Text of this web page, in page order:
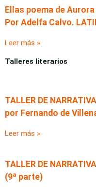
Ellas poema de
Por Adelfa Calvo.
Leer más »
Talleres literarios
TALLER DE
por Fernando de
Leer más »
TALLER DE
(9ª parte)